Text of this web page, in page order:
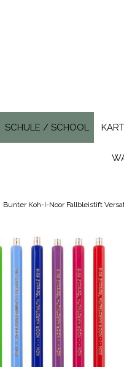
SCHULE / SCHOOL
Bunter Koh-I-Noor Fallbleistift